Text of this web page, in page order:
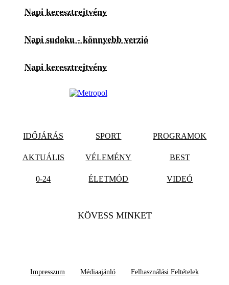
Napi keresztrejtvény
Napi sudoku - könnyebb verzió
Napi keresztrejtvény
IDŐJÁRÁS SPORT PROGRAMOK
AKTUÁLIS VÉLEMÉNY BEST
0-24 ÉLETMÓD VIDEÓ
KÖVESS MINKET
Impresszum Médiaajánló Felhasználási Feltételek